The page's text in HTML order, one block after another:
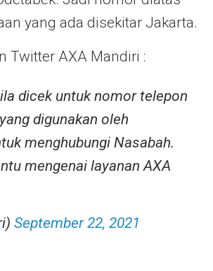
yang ada disekitar Jakarta.
Twitter AXA Mandiri :
dicek untuk nomor telepon
digunakan oleh
menghubungi Nasabah.
mengenai layanan AXA
September 22, 2021